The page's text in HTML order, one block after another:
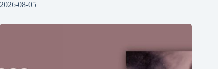
2026-08-05